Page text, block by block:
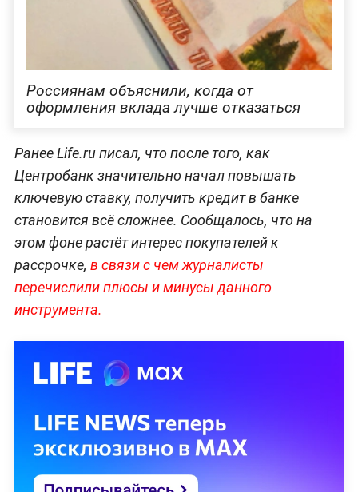
Россиянам объяснили, когда от
оформления вклада лучше отказаться
Ранее Life.ru писал, что после того, как
Центробанк значительно начал повышать
ключевую ставку, получить кредит в банке
становится всё сложнее. Сообщалось, что на
этом фоне растёт интерес покупателей к
рассрочке, в связи с чем журналисты
перечислили плюсы и минусы данного
инструмента.